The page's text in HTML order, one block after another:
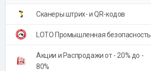
Сканеры штрих- и QR-кодов
LOTO Промышленная безопасность
Акции и Распродажи от - 20% до -
80%